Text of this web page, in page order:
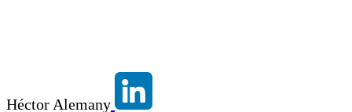
Héctor Alemany